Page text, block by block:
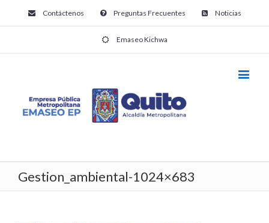
Contáctenos Preguntas Frecuentes Noticias
Emaseo Kichwa
Gestion_ambiental-1024×683